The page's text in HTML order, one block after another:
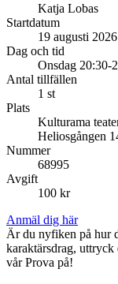
Katja Lobas
Startdatum
19 augusti 2026
Dag och tid
Onsdag 20:30-
Antal tillfällen
1 st
Plats
Kulturama
Heliosgången
Nummer
68995
Avgift
100 kr
Anmäl dig här
Är du nyfiken på hur
karaktärsdrag,
vår Prova på!